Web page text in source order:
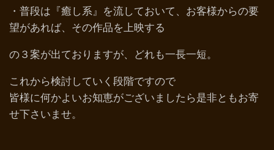
・普段は『癒し系』を流しておいて、お客様からの要
望があれば、その作品を上映する
の３案が出ておりますが、どれも一長一短。
これから検討していく段階ですので
皆様に何かよいお知恵がございましたら是非ともお寄
せ下さいませ。